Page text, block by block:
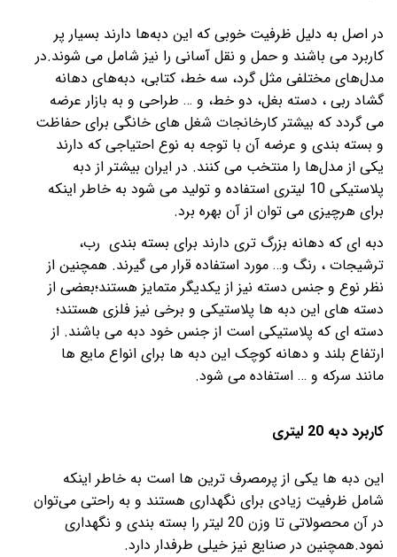
در اصل به دلیل ظرفیت خوبی که این دبه‌ها دارند بسیار پر
کاربرد می باشند و حمل و نقل آسانی را نیز شامل می شوند.در
مدل‌های مختلفی مثل گرد، سه خط، کتابی، دبه‌های دهانه
گشاد ربی ، دسته بغل، دو خط، و … طراحی و به بازار عرضه
می گردد که بیشتر کارخانجات شغل های خانگی برای حفاظت
و بسته بندی و عرضه آن با توجه به نوع احتیاجی که دارند
یکی از مدل‌ها را منتخب می کنند. در ایران بیشتر از دبه
پلاستیکی 10 لیتری استفاده و تولید می شود به خاطر اینکه
برای هرچیزی می توان از آن بهره برد.
دبه ای که دهانه بزرگ تری دارند برای بسته بندی رب،
ترشیجات ، رنگ و… مورد استفاده قرار می گیرند. همچنین از
نظر نوع و جنس دسته نیز از یکدیگر متمایز هستند؛بعضی از
دسته های این دبه ها پلاستیکی و برخی نیز فلزی هستند؛
دسته ای که پلاستیکی است از جنس خود دبه می باشند. از
ارتفاع بلند و دهانه کوچک این دبه ها برای انواع مایع ها
مانند سرکه و … استفاده می شود.
کاربرد دبه 20 لیتری
این دبه ها یکی از پرمصرف ترین ها است به خاطر اینکه
شامل ظرفیت زیادی برای نگهداری هستند و به راحتی می‌توان
در آن محصولاتی تا وزن 20 لیتر را بسته بندی و نگهداری
نمود.همچنین در صنایع نیز خیلی طرفدار دارد.